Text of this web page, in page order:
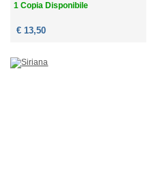
1 Copia Disponibile
€ 13,50